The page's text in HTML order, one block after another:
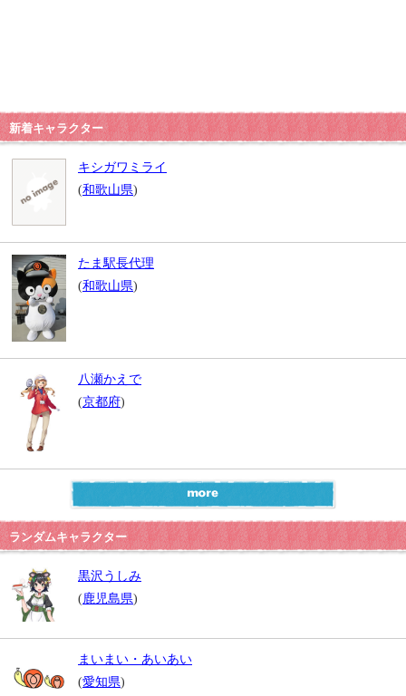
新着キャラクター
キシガワミライ
(和歌山県)
たま駅長代理
(和歌山県)
八瀬かえで
(京都府)
ランダムキャラクター
黒沢うしみ
(鹿児島県)
まいまい・あいあい
(愛知県)